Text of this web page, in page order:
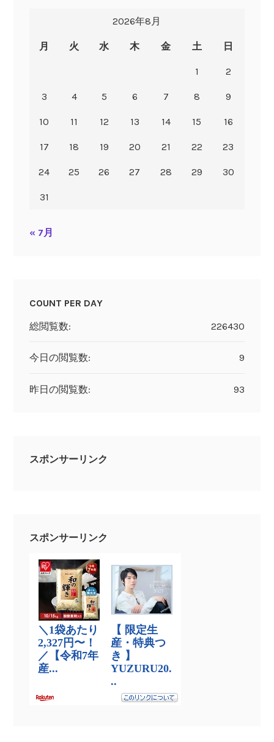
2026年8月
月 火 水 木 金 土 日
1 2
3 4 5 6 7 8 9
10 11 12 13 14 15 16
17 18 19 20 21 22 23
24 25 26 27 28 29 30
31
« 7月
COUNT PER DAY
226430
総閲覧数:
9
今日の閲覧数:
93
昨日の閲覧数:
スポンサーリンク
スポンサーリンク